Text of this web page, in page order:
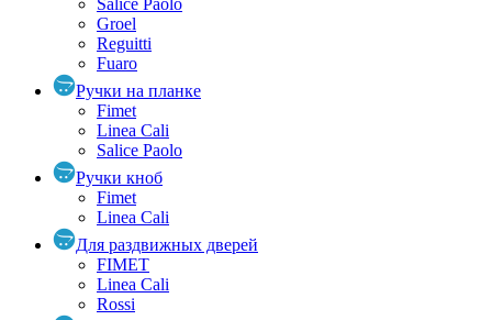
Groel
Reguitti
Fuaro
Ручки на планке
Fimet
Linea Cali
Salice Paolo
Ручки кноб
Fimet
Linea Cali
Для раздвижных дверей
FIMET
Linea Cali
Rossi